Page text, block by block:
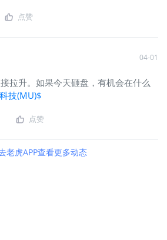
点赞
04-01
拉升。如果今天砸盘，有机会在什么
技(MU)$
点赞
老虎APP查看更多动态